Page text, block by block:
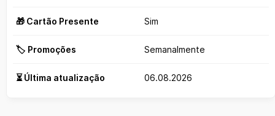
🎁 Cartão Presente Sim
🏷️ Promoções Semanalmente
⏳ Última atualização 06.08.2026